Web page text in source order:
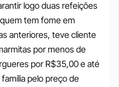
logo duas refeições
tem fome em
anteriores, teve cliente
por menos de
por R$35,00 e até
pelo preço de